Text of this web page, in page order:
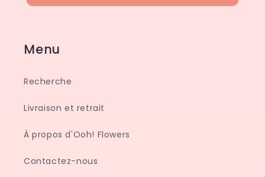
Menu
Recherche
Livraison et retrait
À propos d'Ooh! Flowers
Contactez-nous